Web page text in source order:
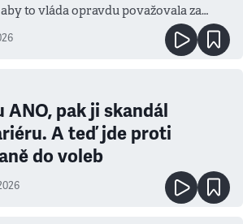
to vláda opravdu považovala za
ANO, pak ji skandál
A teď jde proti
do voleb